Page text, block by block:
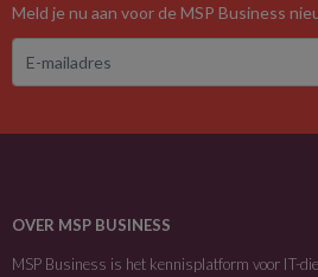
Meld je nu aan voor de MSP Business
OVER MSP BUSINESS
MSP Business is het kennisplatform voor IT-